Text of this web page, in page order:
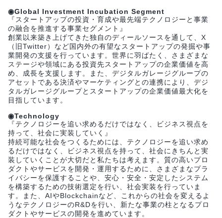
◉Global Investment Incubation Segment
『スタートアップの投資・育成や最先端テクノロジーと事業
の融合を推進する事業セグメント』
創業以来築き上げてきた独自のディールソースを通して、X
（旧Twitter）など国内外の有望なスタートアップの発掘や事
業開発の支援を行っています。世界に羽ばたく、さまざまな
ステージや領域にある投資先スタートアップの企業価値を高
め、成長を支援します。また、デジタルガレージグループの
アセットである決済やマーケティングとの連携により、デジ
タルガレージグループとスタートアップの企業価値最大化を
目指しています。
◉Technology
『テクノロジーを追い求めるだけではなく、ビジネス視点を
持って、社会に実装していく』
持続可能な社会をつくるためには、テクノロジーを追い求め
るだけではなく、ビジネス視点を持って、社会にきちんと実
装していくことが大切だと私たちは考えます。質の高いプロ
ダクトやサービスを開発・運用するために、さまざまなプラ
イバシーを保護することや、安心・安全・安定したシステム
を構築するための技術選定を行い、社会実装を行っていま
す。また、AIやBlockchainなど、これからの社会を変えるよ
うなテクノロジーのR&Dを行い、新たな事業の柱となるプロ
ダクトやサービスの開発を進めています。